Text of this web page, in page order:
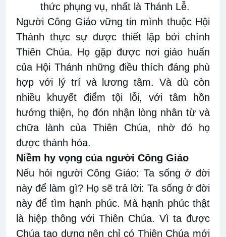
thức phụng vụ, nhất là Thánh Lễ.
Người Công Giáo vững tin mình thuộc Hội
Thánh thực sự được thiết lập bởi chính
Thiên Chúa. Họ gặp được nơi giáo huấn
của Hội Thánh những điều thích đáng phù
hợp với lý trí và lương tâm. Và dù còn
nhiều khuyết điểm tội lỗi, với tâm hồn
hướng thiện, họ đón nhận lòng nhân từ và
chữa lành của Thiên Chúa, nhờ đó họ
được thánh hóa.
Niềm hy vọng của người Công Giáo
Nếu hỏi người Công Giáo: Ta sống ở đời
này để làm gì? Họ sẽ trả lời: Ta sống ở đời
này để tìm hạnh phúc. Mà hạnh phúc thật
là hiệp thông với Thiên Chúa. Vì ta được
Chúa tạo dựng nên chỉ có Thiên Chúa mới